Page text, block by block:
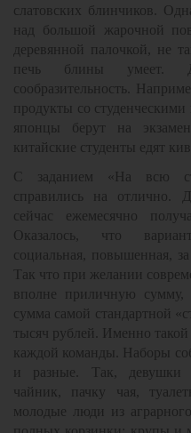
слатовских блинчиков.
над большой жарочной
деревянной палочкой, не
печь блины умеет.
сообразительность.
продукты со
японцы берут на
китайские студенты едят
С заданием «На всю
справились на отлично.
сейчас ежемесячно
Оказалось, что
социальная, повышенная,
Так что при желании
вполне приличную
сумма самой стандартной
тысяч рублей. Именно
каждой команды. Наборы
и разные. Так, девушки
чайник, пачку чая,
молодые люди из